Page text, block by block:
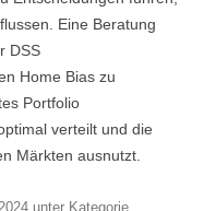
Eine Beratung
DSS
Home Bias zu
Portfolio
verteilt und die
Märkten ausnutzt.
unter Kategorie